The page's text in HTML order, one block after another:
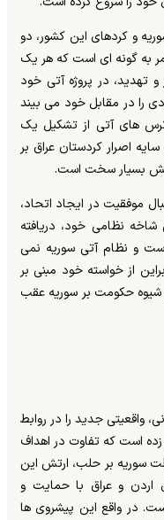
و کردهای این کشور، دو
به گونه ای است که هر یک
تهدید، در پروژه آتی خود
را در مقابل خود می بیند
ترس های آتی از تشکیل یک
اصرار کردستان عراق بر
بسیار سخت است.
موفقیت در ایجاد اتحاد،
نظامی خود، دریافته
و نظام آتی سوریه نمی
از خواسته خود مبنی بر
شیوه حکومت بر سوریه عقب
واقعیتی جدید را در روابط
است که تفاوت در اهداف
سوریه بر حلب، ارتش این
اردن و عراق با حمایت و
در واقع این پیشروی ها